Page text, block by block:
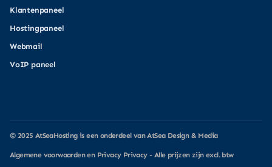
Klantenpaneel
Hostingpaneel
Webmail
VoIP paneel
© 2025 AtSeaHostingis een onderdeel vanAtSea Design & Media
Algemene voorwaardenen Privacy Privacy- Alle prijzen zijn excl. btw